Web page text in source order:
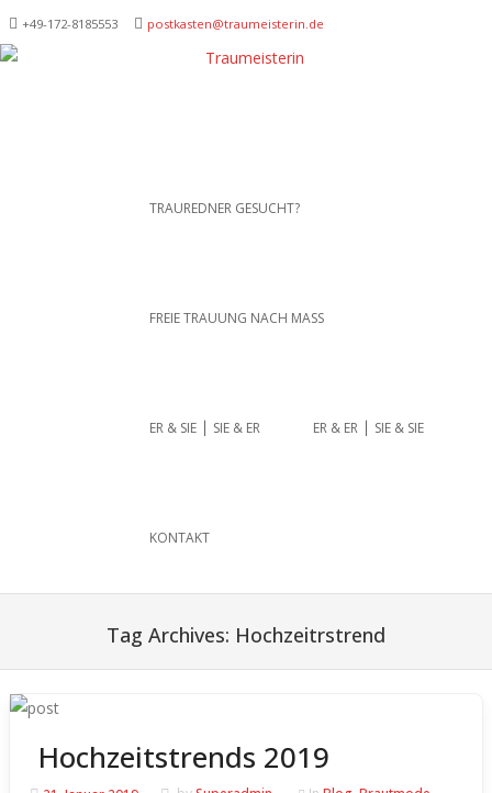
+49-172-­8185553 postkasten@traumeisterin.de
Traurednerein München,
Leidenschaft
SKIP TO CONTENT
TRAUREDNER GESUCHT?
FREIE TRAUUNG NACH MASS
ER & SIE ⎪ SIE & ER ER & ER ⎪ SIE & SIE
KONTAKT
Tag Archives: Hochzeitrstrend
Hochzeitstrends 2019